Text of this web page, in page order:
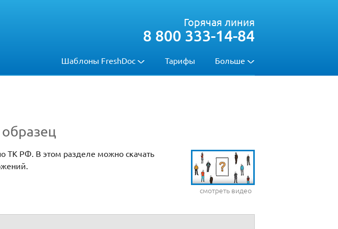
Шаблоны FreshDoc Тарифы Больше
Горячая линия
8 800 333-14-84
смотреть видео
ТК РФ. В этом разделе можно скачать